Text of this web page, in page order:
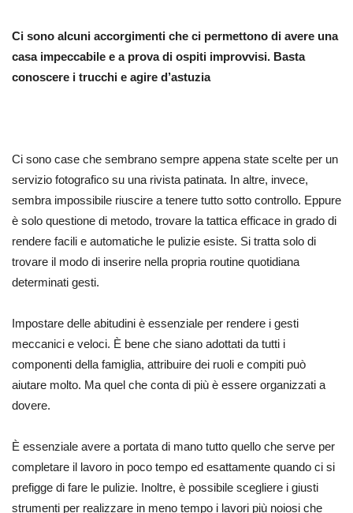
Ci sono alcuni accorgimenti che ci permettono di avere una
casa impeccabile e a prova di ospiti improvvisi. Basta
conoscere i trucchi e agire d’astuzia
Ci sono case che sembrano sempre appena state scelte per un
servizio fotografico su una rivista patinata. In altre, invece,
sembra impossibile riuscire a tenere tutto sotto controllo. Eppure
è solo questione di metodo, trovare la tattica efficace in grado di
rendere facili e automatiche le pulizie esiste. Si tratta solo di
trovare il modo di inserire nella propria routine quotidiana
determinati gesti.
Impostare delle abitudini è essenziale per rendere i gesti
meccanici e veloci. È bene che siano adottati da tutti i
componenti della famiglia, attribuire dei ruoli e compiti può
aiutare molto. Ma quel che conta di più è essere organizzati a
dovere.
È essenziale avere a portata di mano tutto quello che serve per
completare il lavoro in poco tempo ed esattamente quando ci si
prefigge di fare le pulizie. Inoltre, è possibile scegliere i giusti
strumenti per realizzare in meno tempo i lavori più noiosi che